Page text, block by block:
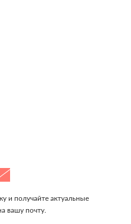
и получайте актуальные
вашу почту.